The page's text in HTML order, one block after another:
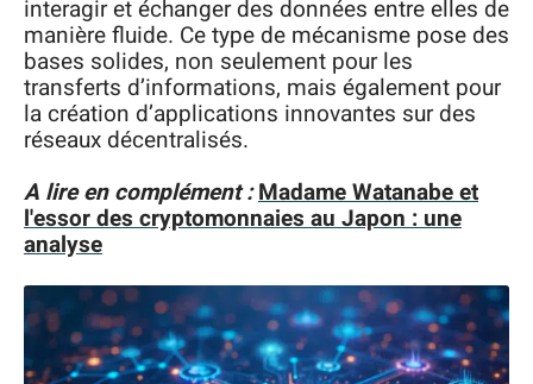
interagir et échanger des données entre elles de
manière fluide. Ce type de mécanisme pose des
bases solides, non seulement pour les
transferts d’informations, mais également pour
la création d’applications innovantes sur des
réseaux décentralisés.
A lire en complément :Madame Watanabe et
l'essor des cryptomonnaies au Japon : une
analyse